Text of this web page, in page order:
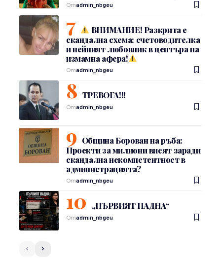
Отadmin_nbgeu
ВНИМАНИЕ! Разкрита е
скандална схема: счетоводителка
и нейният любовник в центъра на
измамна афера!
Отadmin_nbgeu
ТРЕВОГА!!!
Отadmin_nbgeu
Община Борован на ръба:
Проекти за милиони висят заради
скандална некомпетентност в
администрацията?
Отadmin_nbgeu
„ПЪРВИЯТ ПАДНА“
Отadmin_nbgeu